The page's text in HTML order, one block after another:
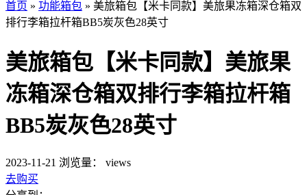
首页 » 功能箱包 » 美旅箱包【米卡同款】美旅果冻箱深仓箱双
排行李箱拉杆箱BB5炭灰色28英寸
美旅箱包【米卡同款】美旅果
冻箱深仓箱双排行李箱拉杆箱
BB5炭灰色28英寸
2023-11-21 浏览量：
views
去购买